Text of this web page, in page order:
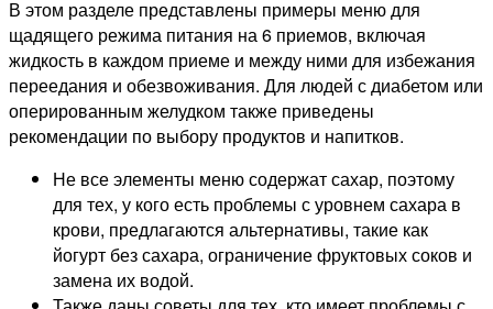
В этом разделе представлены примеры меню для
щадящего режима питания на 6 приемов, включая
жидкость в каждом приеме и между ними для избежания
переедания и обезвоживания. Для людей с диабетом или
оперированным желудком также приведены
рекомендации по выбору продуктов и напитков.
Не все элементы меню содержат сахар, поэтому
для тех, у кого есть проблемы с уровнем сахара в
крови, предлагаются альтернативы, такие как
йогурт без сахара, ограничение фруктовых соков и
замена их водой.